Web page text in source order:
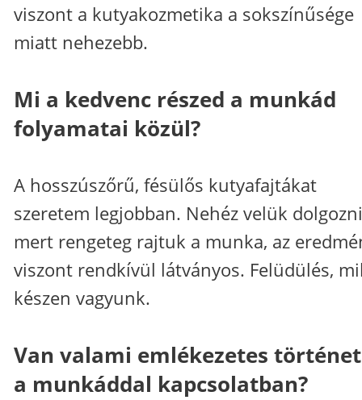
viszont a kutyakozmetika a sokszínűsége
miatt nehezebb.
Mi a kedvenc részed a munkád
folyamatai közül?
A hosszúszőrű, fésülős kutyafajtákat
szeretem legjobban. Nehéz velük
mert rengeteg rajtuk a munka, az
viszont rendkívül látványos. Felüdülés,
készen vagyunk.
Van valami emlékezetes
a munkáddal kapcsolatban?